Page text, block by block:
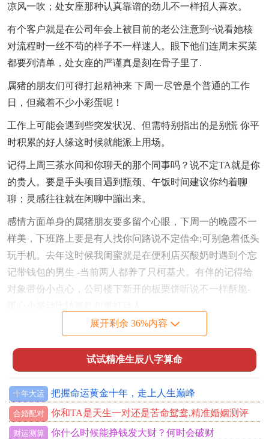
凉风一吹；处女座那种认真靠谱的劲儿不一样招人喜欢。
有个客户就是在公司年会上被目前的老公注意到~说看她核
对流程时一丝不苟的样子不一样迷人。眼下他们连周末买菜
都要列清单，处女座的严谨真是刻在骨子里了.
属猪的朋友们可得打起精神来 下周一尽管是个普通的工作
日，但藏着不少小彩蛋呢！
工作上可能会遇到些突发状况、但需特别指出的是别慌 你平
时积累的好人缘这时候就能派上用场。
记得上周三茶水间和你聊天的那个同事吗？说不定TA就是你
的贵人。要是手头项目遇到瓶颈、午饭时间建议你约着聊
聊；灵感往往就在闲聊中蹦出来。
感情方面单身的属猪朋友要多留个心眼，下周一的晚霞不一
样美，下班路上要是有人找你问路说不定借伞;可别急着低头
玩手机。去年这时候我闺蜜就是在便利店买酸奶时遇到个忘
记带钱包的男生 -当前两人都养了只柯基犬。有伴的记得给
对象带份小点心，公司楼下新开的板栗饼听说不一样酥脆-
健康这事儿可不能马虎,属猪的各位下周一起床记得先伸个懒
件薄外套。其深层原因是什么？
上周我同事就是。造成的贪凉感冒 -错过了与大客户的见面
会。下班回家别总点外卖,学着抖音上那些非常钟快手菜、既
省钱又健康 说不定还能练出个新技能。关键在于，
展开剩余 36%内容
试试精准生辰八字算命
十年大运 把握命运黄金十年，走上人生巅峰
合婚配对 你和TA是天生一对还是苦命鸳鸯,精准婚姻测评
财运测算 你什么时候能挣钱发大财？何时会破财